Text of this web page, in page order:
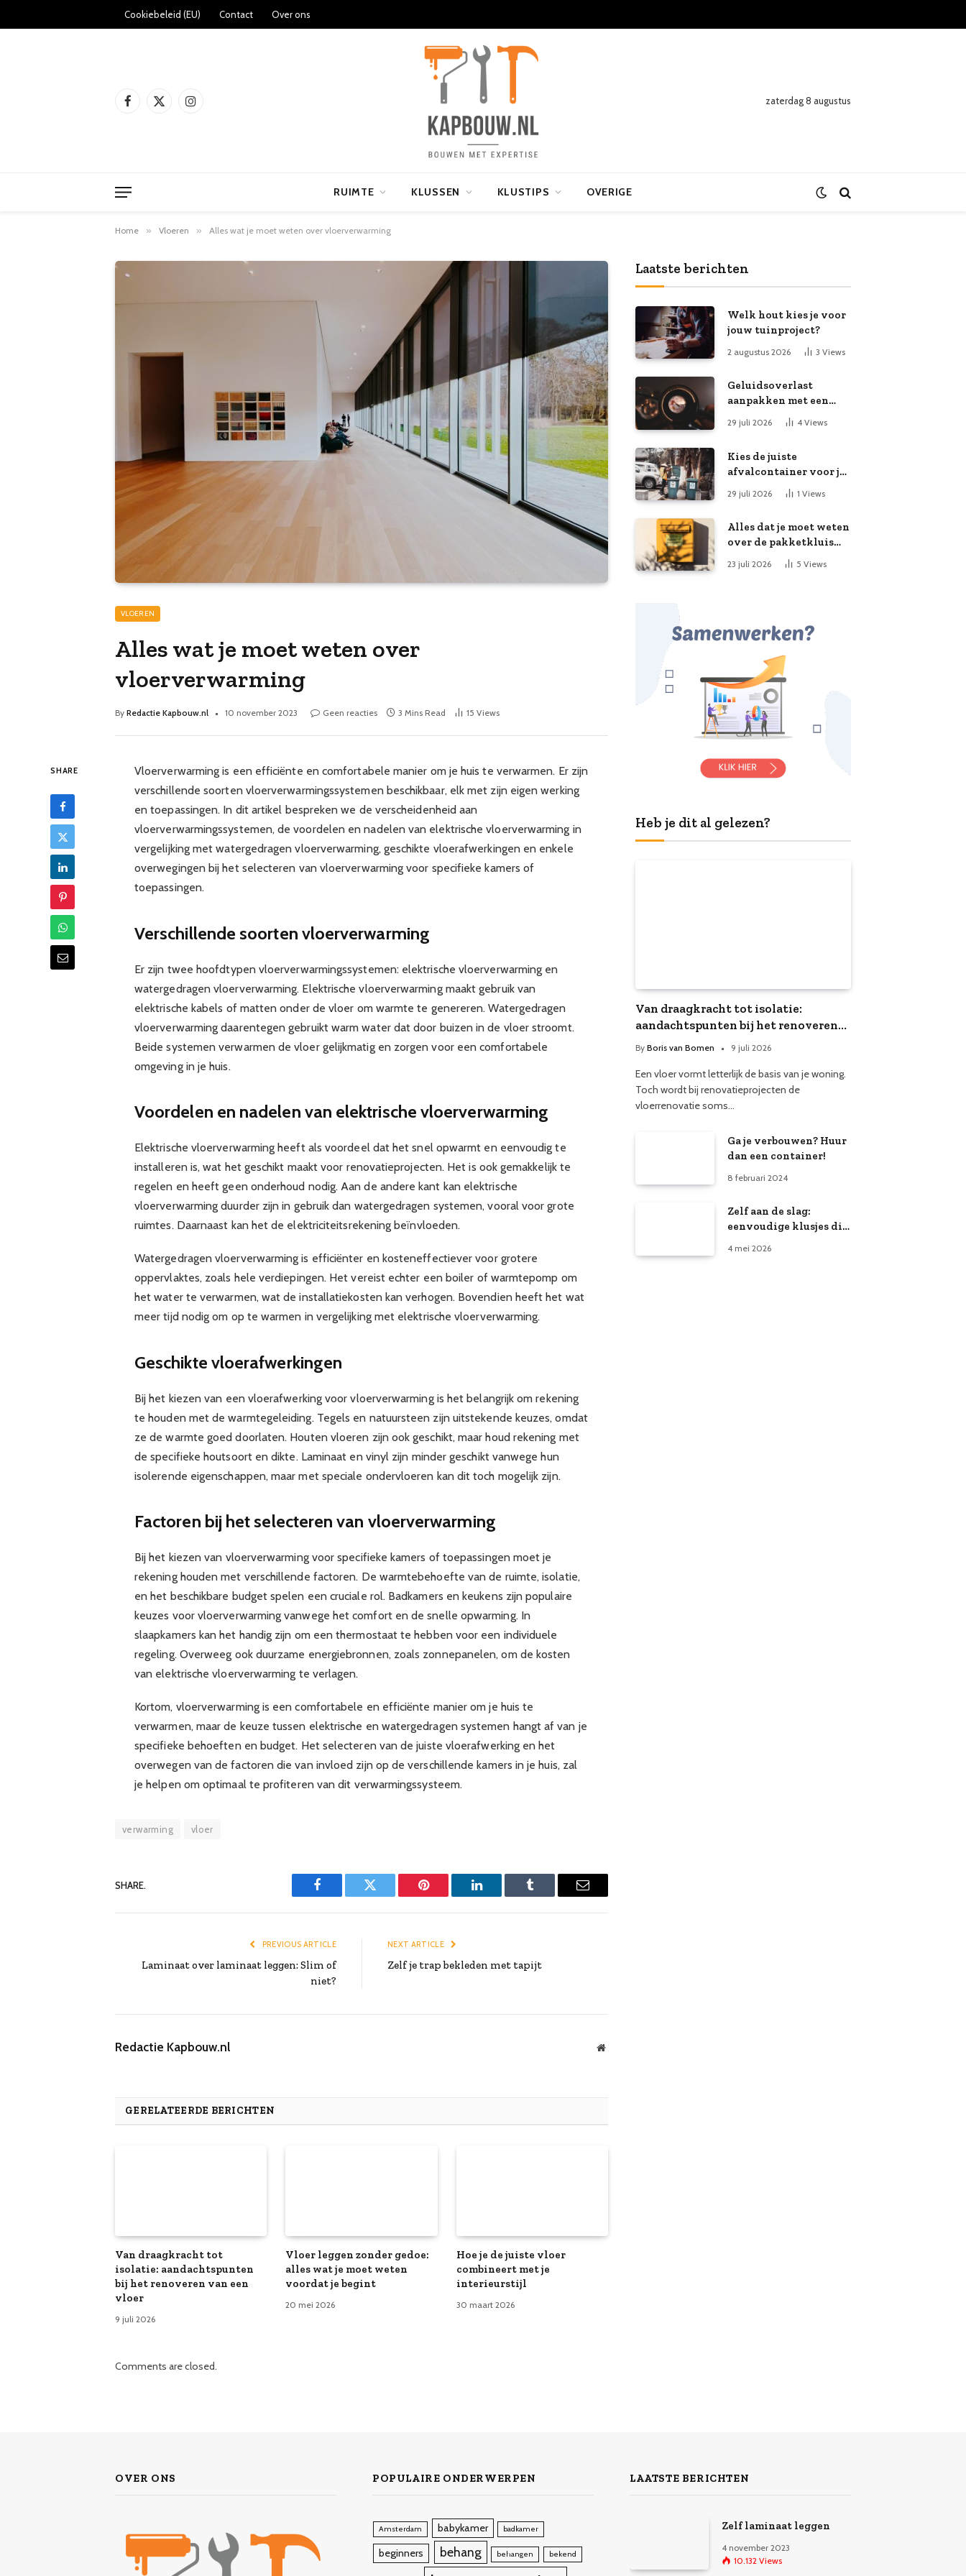
Cookiebeleid (EU) Contact Over ons
Facebook
X
Instagram zaterdag 8 augustus
RUIMTE KLUSSEN KLUSTIPS OVERIGE
Home » Vloeren » Alles wat je moet weten over vloerverwarming
VLOEREN
Alles wat je moet weten over
vloerverwarming
By Redactie Kapbouw.nl 10 november 2023 Geen reacties 3 Mins Read 15 Views
SHARE
Vloerverwarming is een efficiënte en comfortabele manier om je huis te verwarmen. Er zijn
verschillende soorten vloerverwarmingssystemen beschikbaar, elk met zijn eigen werking
en toepassingen. In dit artikel bespreken we de verscheidenheid aan
vloerverwarmingssystemen, de voordelen en nadelen van elektrische vloerverwarming in
vergelijking met watergedragen vloerverwarming, geschikte vloerafwerkingen en enkele
overwegingen bij het selecteren van vloerverwarming voor specifieke kamers of
toepassingen.
Verschillende soorten vloerverwarming
Er zijn twee hoofdtypen vloerverwarmingssystemen: elektrische vloerverwarming en
watergedragen vloerverwarming. Elektrische vloerverwarming maakt gebruik van
elektrische kabels of matten onder de vloer om warmte te genereren. Watergedragen
vloerverwarming daarentegen gebruikt warm water dat door buizen in de vloer stroomt.
Beide systemen verwarmen de vloer gelijkmatig en zorgen voor een comfortabele
omgeving in je huis.
Voordelen en nadelen van elektrische vloerverwarming
Elektrische vloerverwarming heeft als voordeel dat het snel opwarmt en eenvoudig te
installeren is, wat het geschikt maakt voor renovatieprojecten. Het is ook gemakkelijk te
regelen en heeft geen onderhoud nodig. Aan de andere kant kan elektrische
vloerverwarming duurder zijn in gebruik dan watergedragen systemen, vooral voor grote
ruimtes. Daarnaast kan het de elektriciteitsrekening beïnvloeden.
Watergedragen vloerverwarming is efficiënter en kosteneffectiever voor grotere
oppervlaktes, zoals hele verdiepingen. Het vereist echter een boiler of warmtepomp om
het water te verwarmen, wat de installatiekosten kan verhogen. Bovendien heeft het wat
meer tijd nodig om op te warmen in vergelijking met elektrische vloerverwarming.
Geschikte vloerafwerkingen
Bij het kiezen van een vloerafwerking voor vloerverwarming is het belangrijk om rekening
te houden met de warmtegeleiding. Tegels en natuursteen zijn uitstekende keuzes, omdat
ze de warmte goed doorlaten. Houten vloeren zijn ook geschikt, maar houd rekening met
de specifieke houtsoort en dikte. Laminaat en vinyl zijn minder geschikt vanwege hun
isolerende eigenschappen, maar met speciale ondervloeren kan dit toch mogelijk zijn.
Factoren bij het selecteren van vloerverwarming
Bij het kiezen van vloerverwarming voor specifieke kamers of toepassingen moet je
rekening houden met verschillende factoren. De warmtebehoefte van de ruimte, isolatie,
en het beschikbare budget spelen een cruciale rol. Badkamers en keukens zijn populaire
keuzes voor vloerverwarming vanwege het comfort en de snelle opwarming. In
slaapkamers kan het handig zijn om een thermostaat te hebben voor een individuele
regeling. Overweeg ook duurzame energiebronnen, zoals zonnepanelen, om de kosten
van elektrische vloerverwarming te verlagen.
Kortom, vloerverwarming is een comfortabele en efficiënte manier om je huis te
verwarmen, maar de keuze tussen elektrische en watergedragen systemen hangt af van je
specifieke behoeften en budget. Het selecteren van de juiste vloerafwerking en het
overwegen van de factoren die van invloed zijn op de verschillende kamers in je huis, zal
je helpen om optimaal te profiteren van dit verwarmingssysteem.
verwarming vloer
SHARE.
Facebook Twitter Pinterest LinkedIn Tumblr Email
PREVIOUS ARTICLE
Laminaat over laminaat leggen: Slim of
niet?
NEXT ARTICLE
Zelf je trap bekleden met tapijt
Redactie Kapbouw.nl Website
GERELATEERDE BERICHTEN
Van draagkracht tot
isolatie: aandachtspunten
bij het renoveren van een
vloer
9 juli 2026
Vloer leggen zonder gedoe:
alles wat je moet weten
voordat je begint
20 mei 2026
Hoe je de juiste vloer
combineert met je
interieurstijl
30 maart 2026
Comments are closed.
Laatste berichten
Welk hout kies je voor
jouw tuinproject?
2 augustus 2026 3 Views
Geluidsoverlast
aanpakken met een
slimme meting
29 juli 2026 4 Views
Kies de juiste
afvalcontainer voor je
29 juli 2026 1 Views
Alles dat je moet weten
over de pakketkluis
aan huis: voordelen,
kooptips en belang
23 juli 2026 5 Views
Heb je dit al gelezen?
Van draagkracht tot isolatie:
aandachtspunten bij het renoveren
By Boris van Bomen 9 juli 2026
Een vloer vormt letterlijk de basis van je woning.
Toch wordt bij renovatieprojecten de
vloerrenovatie soms…
Ga je verbouwen? Huur
dan een container!
8 februari 2024
Zelf aan de slag:
eenvoudige klusjes die
4 mei 2026
OVER ONS POPULAIRE ONDERWERPEN
Amsterdam babykamer badkamer
beginners behang behangen bekend
LAATSTE BERICHTEN
Zelf laminaat leggen
4 november 2023
10.132 Views